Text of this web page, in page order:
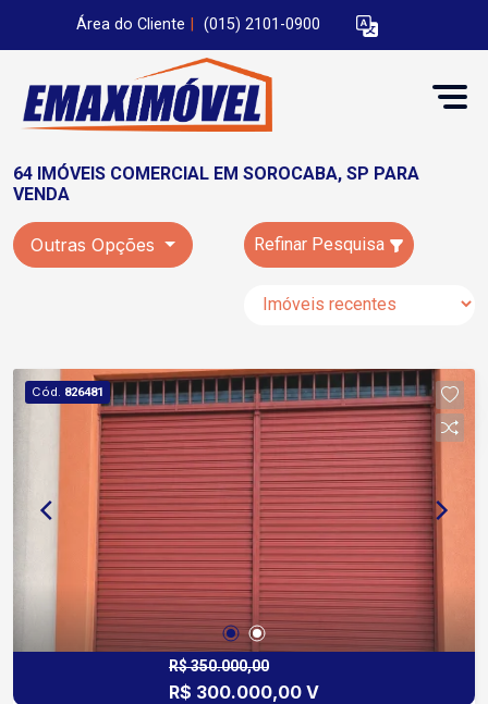
Área do Cliente (015) 2101-0900
64 IMÓVEIS COMERCIAL EM SOROCABA, SP PARA
VENDA
Outras Opções Refinar Pesquisa
Cód. 826481
R$ 350.000,00
R$ 300.000,00 V